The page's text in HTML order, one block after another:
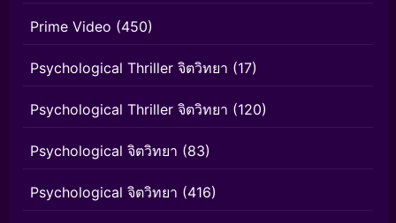
Prime Video (450)
Psychological Thriller จิตวิทยา (17)
Psychological Thriller จิตวิทยา (120)
Psychological จิตวิทยา (83)
Psychological จิตวิทยา (416)